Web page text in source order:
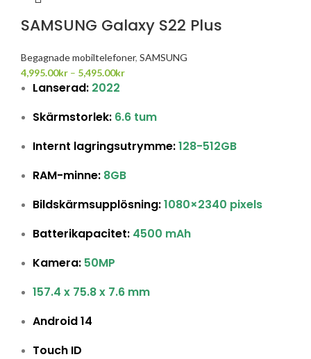
SAMSUNG Galaxy S22 Plus
Begagnade mobiltelefoner, SAMSUNG
4,995.00kr – 5,495.00kr
Lanserad: 2022
Skärmstorlek: 6.6 tum
Internt lagringsutrymme:128-512GB
RAM-minne: 8GB
Bildskärmsupplösning:1080×2340 pixels
Batterikapacitet: 4500 mAh
Kamera: 50MP
157.4 x 75.8 x 7.6 mm
Android 14
Touch ID